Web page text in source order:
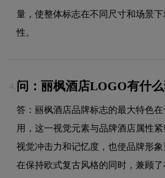
量，使整体标志在不同尺寸和场景
性。
4. 问：丽枫酒店LOGO有什
答：丽枫酒店品牌标志的最大特色
用，这一视觉元素与品牌酒店属性
视觉冲击力和记忆度，也使品牌形
在保持欧式复古风格的同时，兼顾